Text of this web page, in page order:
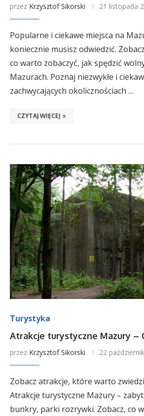
przez Krzysztof Sikorski 21 listopada
Popularne i ciekawe miejsca na
koniecznie musisz odwiedzić.
co warto zobaczyć, jak spędzić
Mazurach. Poznaj niezwykłe i
zachwycających okolicznościach …
CZYTAJ WIĘCEJ
Turystyka
Atrakcje turystyczne Mazury –
przez Krzysztof Sikorski 22
Zobacz atrakcje, które warto
Atrakcje turystyczne Mazury –
bunkry, parki rozrywki. Zobacz, co